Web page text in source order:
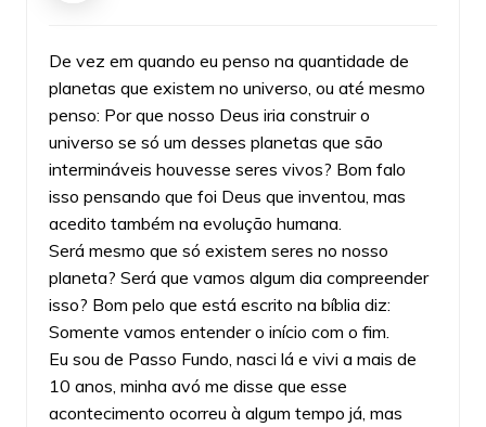
De vez em quando eu penso na quantidade de
planetas que existem no universo, ou até mesmo
penso: Por que nosso Deus iria construir o
universo se só um desses planetas que são
intermináveis houvesse seres vivos? Bom falo
isso pensando que foi Deus que inventou, mas
acedito também na evolução humana.
Será mesmo que só existem seres no nosso
planeta? Será que vamos algum dia compreender
isso? Bom pelo que está escrito na bíblia diz:
Somente vamos entender o início com o fim.
Eu sou de Passo Fundo, nasci lá e vivi a mais de
10 anos, minha avó me disse que esse
acontecimento ocorreu à algum tempo já, mas